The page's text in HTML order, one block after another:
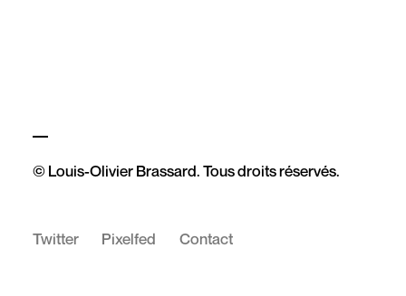
© Louis-Olivier Brassard. Tous droits réservés.
Twitter Pixelfed Contact